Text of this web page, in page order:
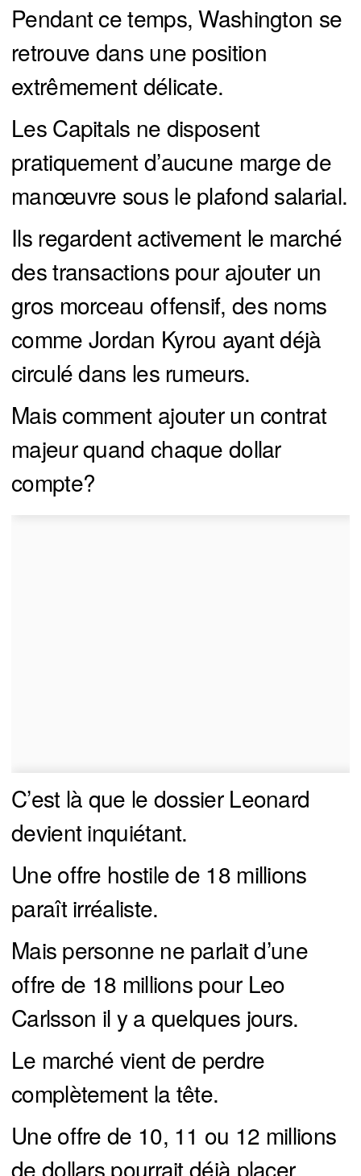
Pendant ce temps, Washington se
retrouve dans une position
extrêmement délicate.
Les Capitals ne disposent
pratiquement d’aucune marge de
manœuvre sous le plafond salarial.
Ils regardent activement le marché
des transactions pour ajouter un
gros morceau offensif, des noms
comme Jordan Kyrou ayant déjà
circulé dans les rumeurs.
Mais comment ajouter un contrat
majeur quand chaque dollar
compte?
C’est là que le dossier Leonard
devient inquiétant.
Une offre hostile de 18 millions
paraît irréaliste.
Mais personne ne parlait d’une
offre de 18 millions pour Leo
Carlsson il y a quelques jours.
Le marché vient de perdre
complètement la tête.
Une offre de 10, 11 ou 12 millions
de dollars pourrait déjà placer